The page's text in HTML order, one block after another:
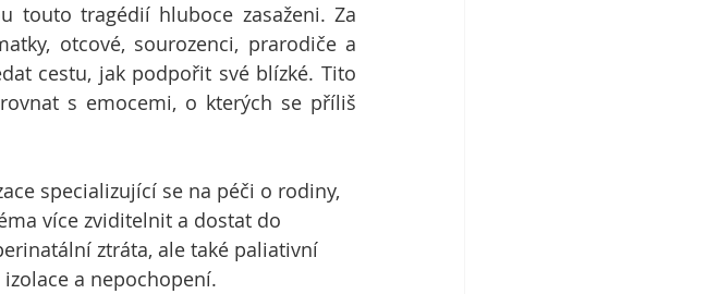
touto tragédií hluboce zasaženi. Za
otcové, sourozenci, prarodiče a
cestu, jak podpořit své blízké. Tito
s emocemi, o kterých se příliš
specializující se na péči o rodiny,
více zviditelnit a dostat do
ztráta, ale také paliativní
a nepochopení.